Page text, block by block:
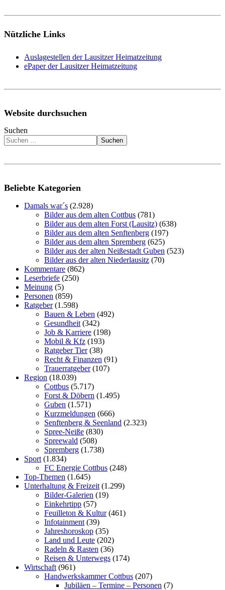
Nützliche Links
Auslagestellen der Lausitzer Heimatzeitung
ePaper der Lausitzer Heimatzeitung
Website durchsuchen
Suchen
Suchen
Beliebte Kategorien
Damals war´s (2.928)
Bilder aus dem alten Cottbus (781)
Bilder aus dem alten Forst (Lausitz) (638)
Bilder aus dem alten Senftenberg (197)
Bilder aus dem alten Spremberg (625)
Bilder aus der alten Neißestadt Guben (523)
Bilder aus der alten Niederlausitz (70)
Kommentare (862)
Leserbriefe (250)
Meinung (5)
Personen (859)
Ratgeber(1.598)
Bauen & Leben (492)
Gesundheit (342)
Job & Karriere (198)
Mobil & Kfz (193)
Ratgeber Tier(38)
Recht & Finanzen (91)
Trauerratgeber(107)
Region (18.039)
Cottbus (5.717)
Forst & Döbern (1.495)
Guben (1.571)
Kurzmeldungen (666)
Senftenberg & Seenland (2.323)
Spree-Neiße (830)
Spreewald (508)
Spremberg (1.738)
Sport (1.834)
FC Energie Cottbus (248)
Top-Themen (1.645)
Unterhaltung & Freizeit (1.299)
Bilder-Galerien (19)
Einkehrtipp (57)
Feuilleton & Kultur(461)
Infotainment (39)
Jahreshoroskop (35)
Land und Leute (202)
Radeln & Rasten (36)
Reisen & Unterwegs (174)
Wirtschaft (961)
Handwerkskammer Cottbus (207)
Jubiläen – Termine – Personen (7)